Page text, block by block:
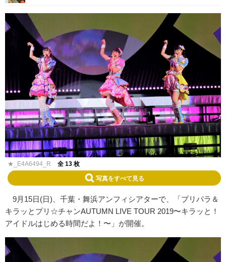
★_E4A6494_R 全 13 枚
写真をすべて見る
9月15日(日)、千葉・舞浜アンフィシアターで、「プリパラ＆
キラッとプリ☆チャンAUTUMN LIVE TOUR 2019〜キラッと！
アイドルはじめる時間だよ！〜」が開催。